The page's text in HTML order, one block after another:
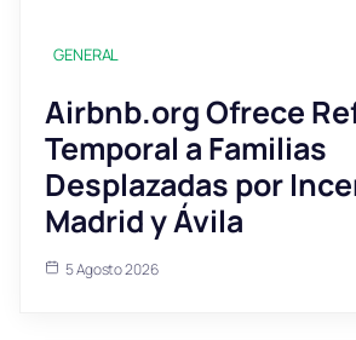
GENERAL
Airbnb.org Ofrece
Temporal a Familias
Desplazadas por
Madrid y Ávila
5 Agosto 2026